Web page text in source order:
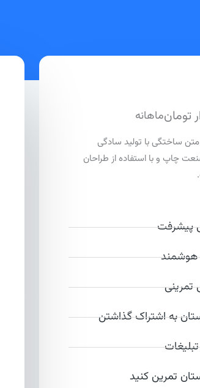
ماهانه
متن ساختگی با تولید سادگی
چاپ و با استفاده از طراحان
پیشرفت
هوشمند
به اشتراک گذاشتن
تمرین کنید